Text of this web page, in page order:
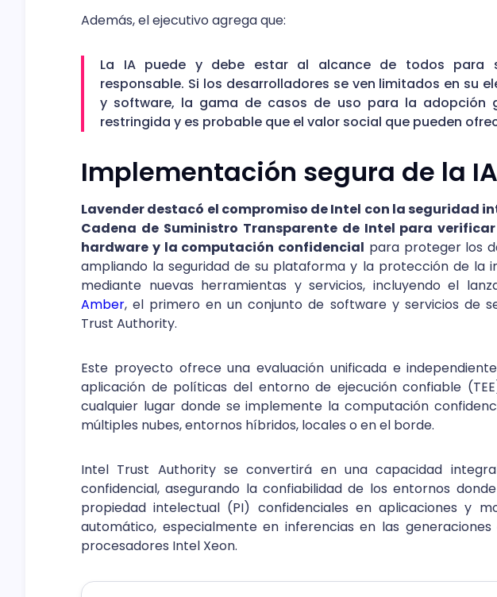
Además, el ejecutivo agrega que:
La IA puede y debe estar al alcance de todos para
responsable. Si los desarrolladores se ven limitados en su
y software, la gama de casos de uso para la adopción
restringida y es probable que el valor social que pueden
Implementación segura de la IA
Lavender destacó el compromiso de Intel con la seguridad
Cadena de Suministro Transparente de Intel para
hardware y la computación confidencial para proteger los
ampliando la seguridad de su plataforma y la protección de la
mediante nuevas herramientas y servicios, incluyendo el
Amber, el primero en un conjunto de software y servicios de
Trust Authority.
Este proyecto ofrece una evaluación unificada e
aplicación de políticas del entorno de ejecución confiable
cualquier lugar donde se implemente la computación
múltiples nubes, entornos híbridos, locales o en el borde.
Intel Trust Authority se convertirá en una capacidad
confidencial, asegurando la confiabilidad de los entornos
propiedad intelectual (PI) confidenciales en aplicaciones y
automático, especialmente en inferencias en las
procesadores Intel Xeon.